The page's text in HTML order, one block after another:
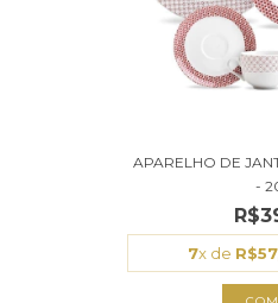
APARELHO DE
-
7x de